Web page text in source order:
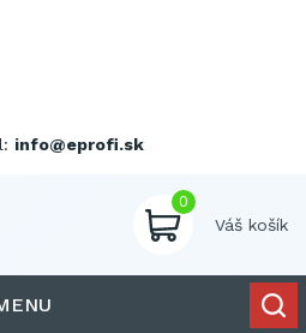
info@eprofi.sk
0
Váš košík